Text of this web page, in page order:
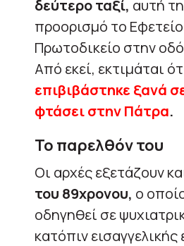
δεύτερο ταξί, αυτή
προορισμό το
Πρωτοδικείο στην
Από εκεί, εκτιμάται
επιβιβάστηκε ξανά
φτάσει στην Πάτρα.
Το παρελθόν του
Οι αρχές εξετάζουν
του 89χρονου, ο
οδηγηθεί σε
κατόπιν